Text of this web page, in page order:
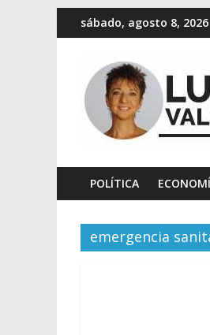
sábado, agosto 8, 2026
POLÍTICA
emergencia